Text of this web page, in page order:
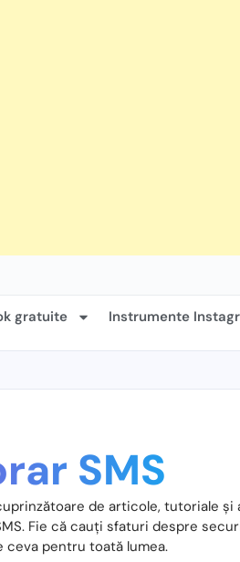
gratuite Instrumente
SMS
de articole, tutoriale
Fie că cauți sfaturi despre
pentru toată lumea.